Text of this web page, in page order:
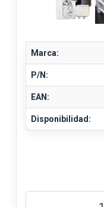
Marca:
P/N:
EAN:
Disponibilidad: